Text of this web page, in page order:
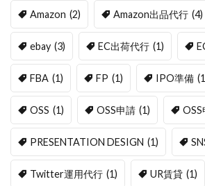
Amazon (2) Amazon出品代行 (4)
ebay (3) EC出荷代行 (1)
FBA (1) FP (1) IPO準備
OSS (1) OSS申請 (1)
PRESENTATION DESIGN (1)
Twitter運用代行 (1) UR賃貸 (1)